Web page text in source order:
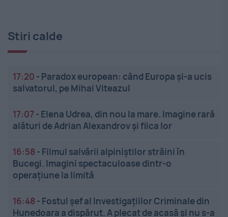
Stiri calde
17:20 - Paradox european: când Europa și-a ucis
salvatorul, pe Mihai Viteazul
17:07 - Elena Udrea, din nou la mare. Imagine rară
alături de Adrian Alexandrov și fiica lor
16:58 - Filmul salvării alpiniștilor străini în
Bucegi. Imagini spectaculoase dintr-o
operațiune la limită
16:48 - Fostul șef al Investigațiilor Criminale din
Hunedoara a dispărut. A plecat de acasă și nu s-a